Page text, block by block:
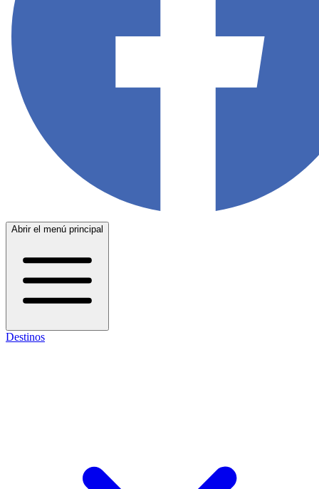
Abrir el menú principal
Destinos